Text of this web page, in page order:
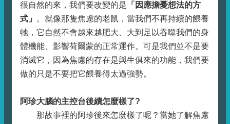
很自然的來，我們要改變的是 「因應擔憂想法的方
式」
。就像那隻焦慮的老鼠，當我們不再持續的餵養
牠，它自然不會越來越肥大、大到足以吞噬我們的身
體機能、影響荷爾蒙的正常運作。可是我們並不是要
消滅它，因為焦慮的存在是與生俱來的功能，我們要
做的只是不要把它餵養得太過強勢。
阿珍大腦的主控台後續怎麼樣了?
那故事裡的阿珍後來怎麼樣了呢？當她了解焦慮